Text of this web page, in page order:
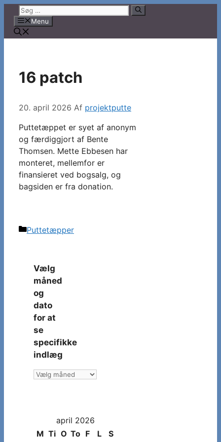
indhold
Søg
efter:Menu
16 patch
20. april 2026 Af projektputte
Puttetæppet er syet af anonym
og færdiggjort af Bente
Thomsen. Mette Ebbesen har
monteret, mellemfor er
finansieret ved bogsalg, og
bagsiden er fra donation.
Kategorier
Puttetæpper
Vælg
måned
og
dato
for at
se
specifikke
indlæg
Vælg
at
april 2026
M Ti O To F L
S